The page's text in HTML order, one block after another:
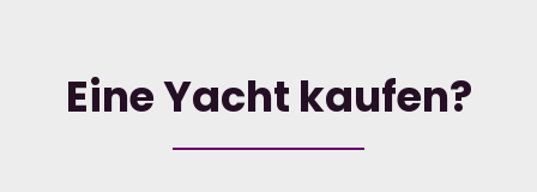
Eine Yacht kaufen?